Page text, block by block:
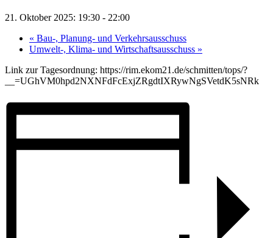
21. Oktober 2025: 19:30 - 22:00
« Bau-, Planung- und Verkehrsausschuss
Umwelt-, Klima- und Wirtschaftsausschuss »
Link zur Tagesordnung: https://rim.ekom21.de/schmitten/tops/?
__=UGhVM0hpd2NXNFdFcExjZRgdtIXRywNgSVetdK5sNRk